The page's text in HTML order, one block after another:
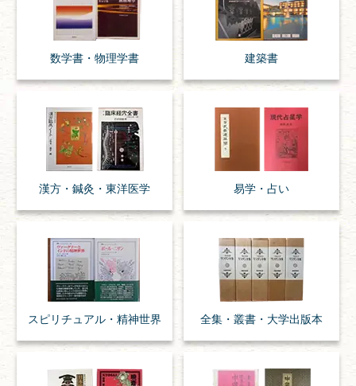
数学書・ 物理学書 建築書
漢方・ 鍼灸・ 東洋医学 易学・ 占い
スピリチュアル・ 精神世界 全集・ 叢書・ 大学出版本